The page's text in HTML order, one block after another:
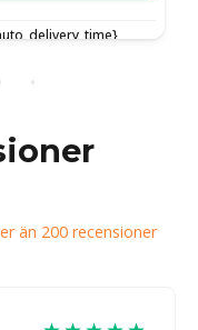
än 200 recensioner